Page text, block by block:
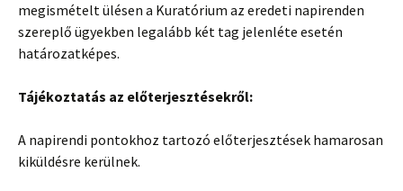
megismételt ülésen a Kuratórium az eredeti napirenden
szereplő ügyekben legalább két tag jelenléte esetén
határozatképes.
Tájékoztatás az előterjesztésekről:
A napirendi pontokhoz tartozó előterjesztések hamarosan
kiküldésre kerülnek.